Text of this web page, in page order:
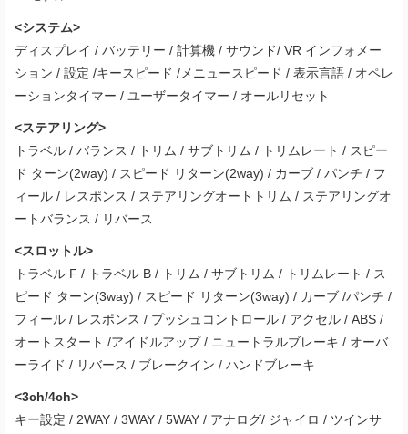
<システム>
ディスプレイ / バッテリー / 計算機 / サウンド/ VR インフォメー
ション / 設定 /キースピード /メニュースピード / 表示言語 / オペレ
ーションタイマー / ユーザータイマー / オールリセット
<ステアリング>
トラベル / バランス / トリム / サブトリム / トリムレート / スピー
ド ターン(2way) / スピード リターン(2way) / カーブ / パンチ / フ
ィール / レスポンス / ステアリングオートトリム / ステアリングオ
ートバランス / リバース
<スロットル>
トラベル F / トラベル B / トリム / サブトリム / トリムレート / ス
ピード ターン(3way) / スピード リターン(3way) / カーブ /パンチ /
フィール / レスポンス / プッシュコントロール / アクセル / ABS /
オートスタート /アイドルアップ / ニュートラルブレーキ / オーバ
ーライド / リバース / ブレークイン / ハンドブレーキ
<3ch/4ch>
キー設定 / 2WAY / 3WAY / 5WAY / アナログ/ ジャイロ / ツインサ